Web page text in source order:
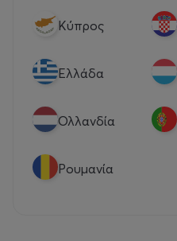
Κύπρος
Eλλάδα
Ολλανδία
Ρουμανία